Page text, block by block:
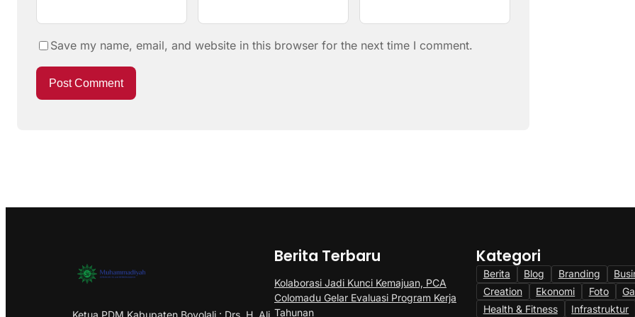
Save my name, email, and website in this browser for the next time I comment.
Ketua PDM Kabupaten Boyolali : Drs. H. Ali
Berita Terbaru
Kolaborasi Jadi Kunci Kemajuan, PCA
Colomadu Gelar Evaluasi Program Kerja
Tahunan
Kategori
Berita Blog Branding
Creation
Ekonomi Foto
Health & Fitness
Infrastruktur